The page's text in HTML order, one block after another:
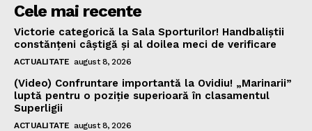
Cele mai recente
Victorie categorică la Sala Sporturilor! Handbaliștii
constănțeni câștigă și al doilea meci de verificare
ACTUALITATE august 8, 2026
(Video) Confruntare importantă la Ovidiu! „Marinarii”
luptă pentru o poziție superioară în clasamentul
Superligii
ACTUALITATE august 8, 2026